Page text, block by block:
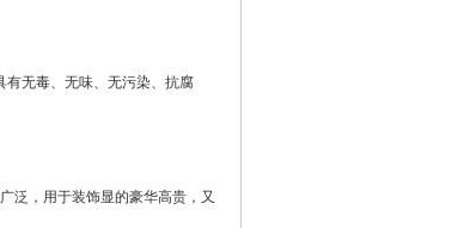
无毒、无味、无污染、抗腐
泛，用于装饰显的豪华高贵，又